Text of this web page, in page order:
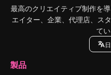
最高のクリエイティブ制作を
エイター、企業、代理店、ス
てい
製品